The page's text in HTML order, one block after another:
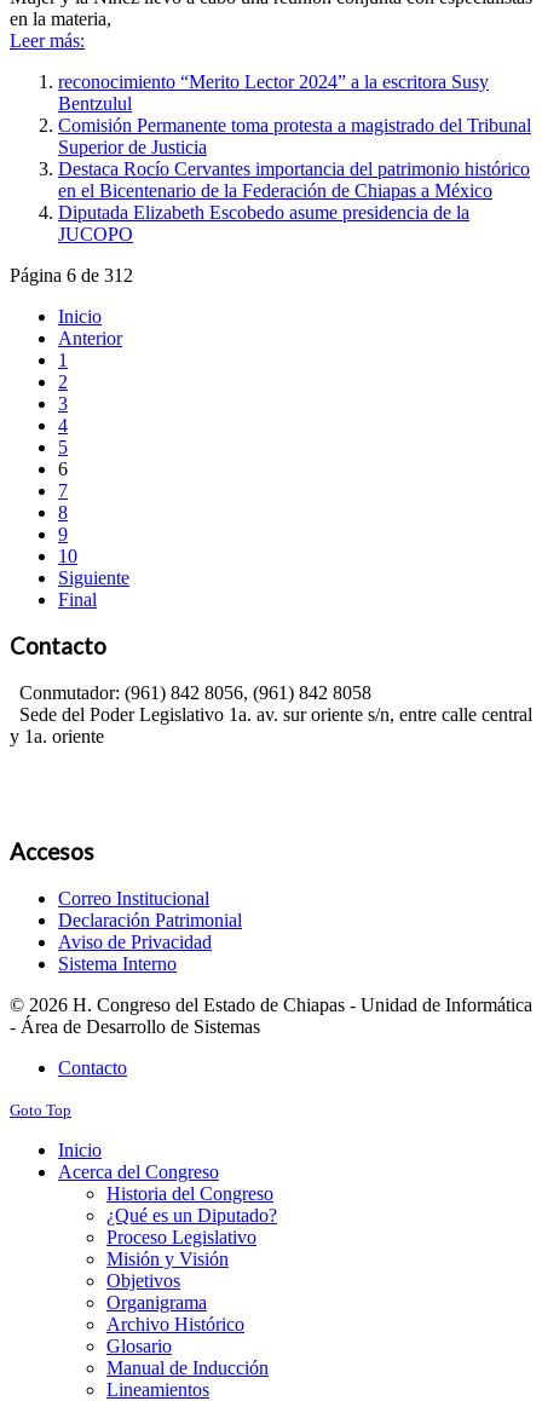
en la materia,
Leer más:
reconocimiento “Merito Lector 2024” a la escritora Susy
Bentzulul
Comisión Permanente toma protesta a magistrado del Tribunal
Superior de Justicia
Destaca Rocío Cervantes importancia del patrimonio histórico
en el Bicentenario de la Federación de Chiapas a México
Diputada Elizabeth Escobedo asume presidencia de la
JUCOPO
Página 6 de 312
Inicio
Anterior
1
2
3
4
5
6
7
8
9
10
Siguiente
Final
Contacto
Conmutador: (961) 842 8056, (961) 842 8058
Sede del Poder Legislativo 1a. av. sur oriente s/n, entre calle central
y 1a. oriente
Accesos
Correo Institucional
Declaración Patrimonial
Aviso de Privacidad
Sistema Interno
© 2026 H. Congreso del Estado de Chiapas - Unidad de Informática
- Área de Desarrollo de Sistemas
Contacto
Goto Top
Inicio
Acerca del Congreso
Historia del Congreso
¿Qué es un Diputado?
Proceso Legislativo
Misión y Visión
Objetivos
Organigrama
Archivo Histórico
Glosario
Manual de Inducción
Lineamientos